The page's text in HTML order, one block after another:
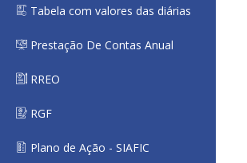
Tabela com valores das diárias
Prestação De Contas Anual
RREO
RGF
Plano de Ação - SIAFIC